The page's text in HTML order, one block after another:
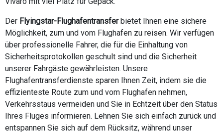
Der Flyingstar-Flughafentransferbietet Ihnen eine sichere
Möglichkeit, zum und vom Flughafen zu reisen. Wir verfügen
über professionelle Fahrer, die für die Einhaltung von
Sicherheitsprotokollen geschult sind und die Sicherheit
unserer Fahrgäste gewährleisten. Unsere
Flughafentransferdienste sparen Ihnen Zeit, indem sie die
effizienteste Route zum und vom Flughafen nehmen,
Verkehrsstaus vermeiden und Sie in Echtzeit über den Status
Ihres Fluges informieren. Lehnen Sie sich einfach zurück und
entspannen Sie sich auf dem Rücksitz, während unser